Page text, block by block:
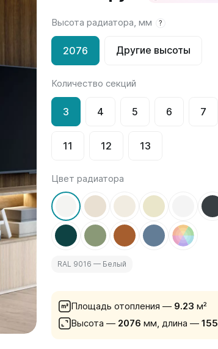
РС и РСК Соло
Соло В
Quadrum Neo 50 V
Quadrum Neo 50 H
Высота радиатора, мм ?
2076 Другие высоты
Количество секций
3 4 5 6 7
11 12 13
Цвет радиатора
RAL 9016 — Белый
Площадь отопления — 9.23 м²
Высота — 2076 мм,длина —155